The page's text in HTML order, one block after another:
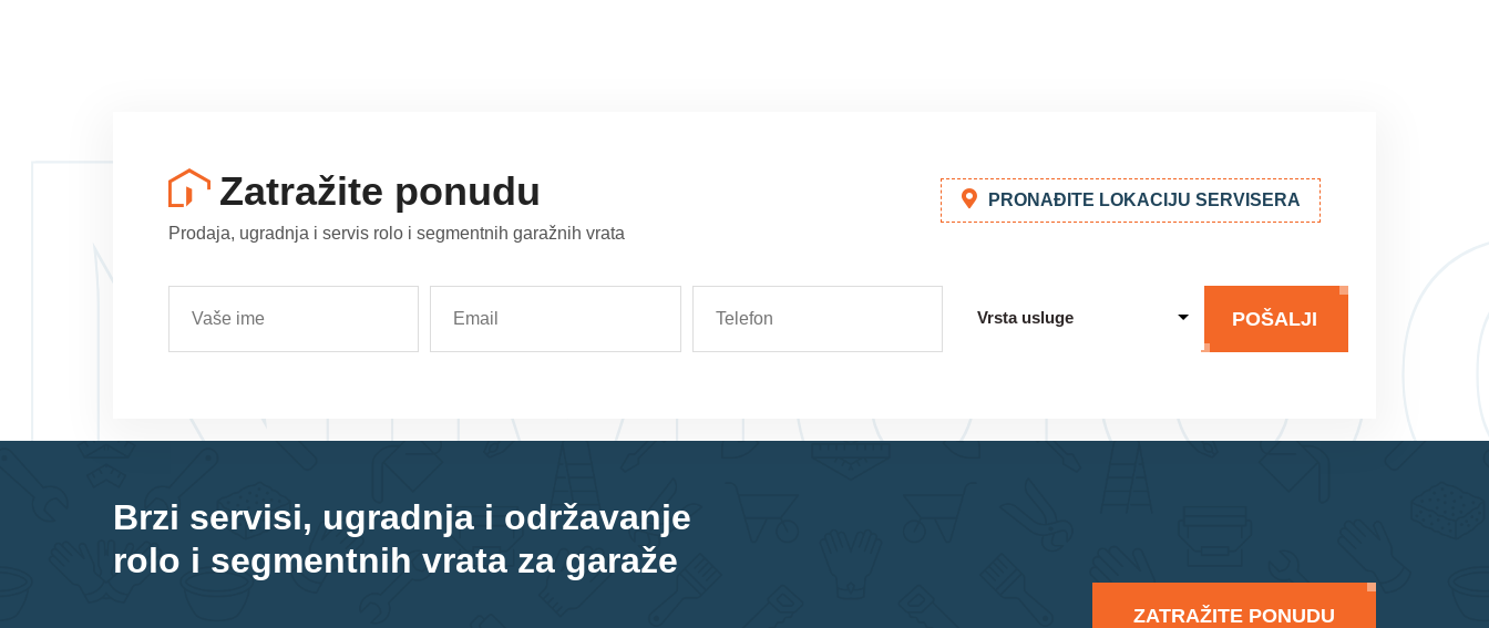
Zatražite ponudu
Prodaja, ugradnja i servis rolo i segmentnih garažnih vrata
PRONAĐITE LOKACIJU SERVISERA
POŠALJI
Brzi servisi, ugradnja i održavanje
rolo i segmentnih vrata za garaže
ZATRAŽITE PONUDU